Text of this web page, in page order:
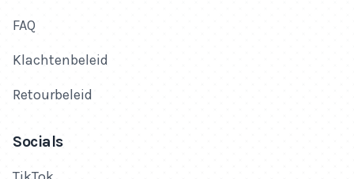
FAQ
Klachtenbeleid
Retourbeleid
Socials